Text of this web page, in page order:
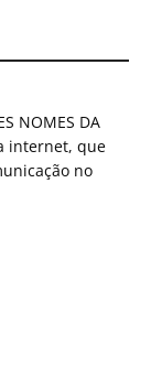
NOMES DA
internet, que
no